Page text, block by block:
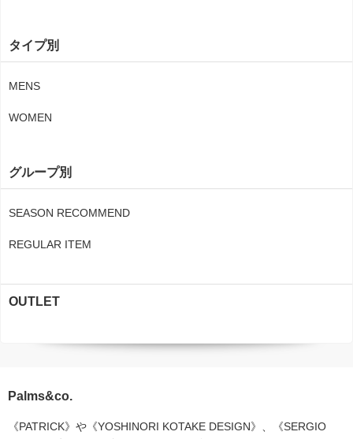
タイプ別
MENS
WOMEN
グループ別
SEASON RECOMMEND
REGULAR ITEM
OUTLET
Palms&co.
《PATRICK》や《YOSHINORI KOTAKE DESIGN》、《SERGIO